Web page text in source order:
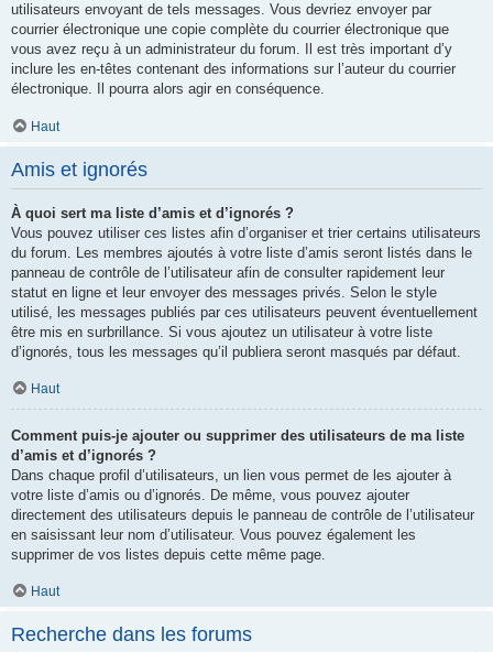
utilisateurs envoyant de tels messages. Vous devriez envoyer par
courrier électronique une copie complète du courrier électronique que
vous avez reçu à un administrateur du forum. Il est très important d’y
inclure les en-têtes contenant des informations sur l’auteur du courrier
électronique. Il pourra alors agir en conséquence.
Haut
Amis et ignorés
À quoi sert ma liste d’amis et d’ignorés ?
Vous pouvez utiliser ces listes afin d’organiser et trier certains utilisateurs
du forum. Les membres ajoutés à votre liste d’amis seront listés dans le
panneau de contrôle de l’utilisateur afin de consulter rapidement leur
statut en ligne et leur envoyer des messages privés. Selon le style
utilisé, les messages publiés par ces utilisateurs peuvent éventuellement
être mis en surbrillance. Si vous ajoutez un utilisateur à votre liste
d’ignorés, tous les messages qu’il publiera seront masqués par défaut.
Haut
Comment puis-je ajouter ou supprimer des utilisateurs de ma liste
d’amis et d’ignorés ?
Dans chaque profil d’utilisateurs, un lien vous permet de les ajouter à
votre liste d’amis ou d’ignorés. De même, vous pouvez ajouter
directement des utilisateurs depuis le panneau de contrôle de l’utilisateur
en saisissant leur nom d’utilisateur. Vous pouvez également les
supprimer de vos listes depuis cette même page.
Haut
Recherche dans les forums